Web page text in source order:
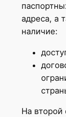
адреса, а
наличие:
На второй